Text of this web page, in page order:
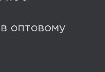
в оптовому